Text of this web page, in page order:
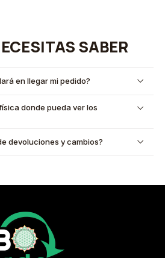
SABER
en llegar mi pedido?
donde pueda ver los
devoluciones y cambios?